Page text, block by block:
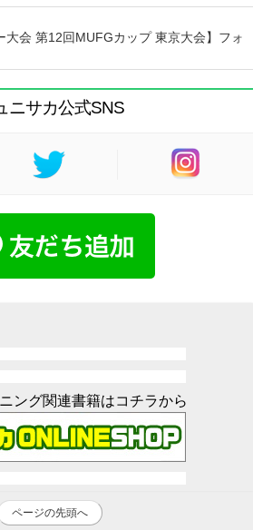
大会 第12回MUFGカップ 東京大会】フォ
ニサカ公式SNS
ング関連書籍はコチラから
ページの先頭へ